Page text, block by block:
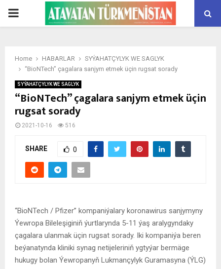
PRIMARY
Home HABARLAR
SYÝAHATÇYLYK WE SAGLYK
“BioNTech” çagalara sanjym etmek üçin rugsat sorady
SYÝAHATÇYLYK WE SAGLYK
“BioNTech” çagalara sanjym etmek üçin
rugsat sorady
2021-10-16 516
SHARE 0
“BioNTech / Pfizer” kompaniýalary koronawirus sanjymyny
Ýewropa Bileleşiginiň ýurtlarynda 5-11 ýaş aralygyndaky
çagalara ulanmak üçin rugsat sorady. Iki kompaniýa beren
beýanatynda kliniki synag netijeleriniň ygtyýar bermäge
hukugy bolan Ýewropanyň Lukmançylyk Guramasyna (ÝLG)